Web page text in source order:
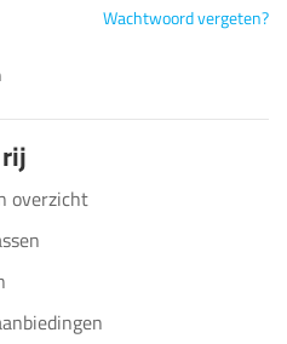
Wachtwoord vergeten?
overzicht